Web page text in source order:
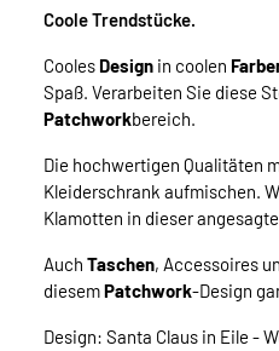
Coole Trendstücke.
Cooles Design in coolen
Spaß. Verarbeiten Sie diese
Patchworkbereich.
Die hochwertigen Qualitäten
Kleiderschrank aufmischen.
Klamotten in dieser
Auch Taschen, Accessoires
diesemPatchwork-Design
Design: Santa Claus in Eile -